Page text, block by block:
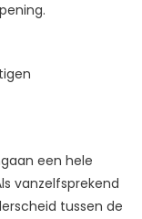
een hele
vanzelfsprekend
tussen de